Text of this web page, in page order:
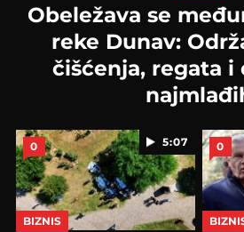
Obeležava se
reke Dunav:
čišćenja, regata i
5:07
0
BIZNIS
0